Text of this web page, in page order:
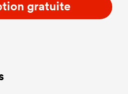
gratuite